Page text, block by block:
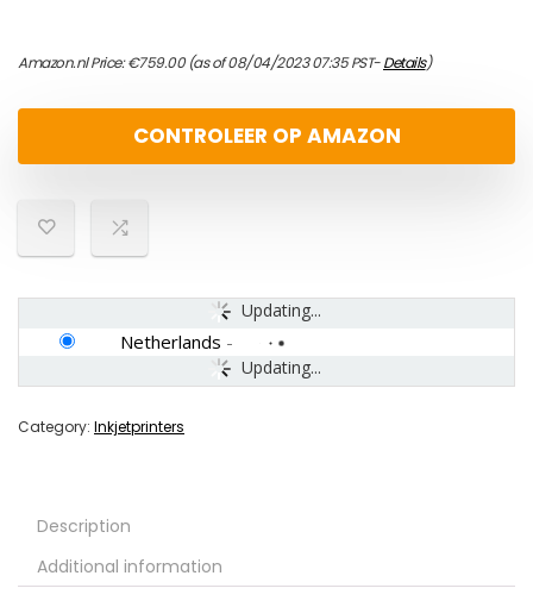
Amazon.nl Price:€759.00(as of 08/04/2023 07:35 PST-Details)
CONTROLEER OP AMAZON
Updating...
Updating...
Netherlands -
Category: Inkjetprinters
Description
Additional information